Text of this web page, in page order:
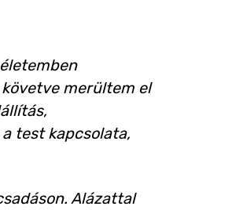
merültem el
test kapcsolata,
Alázattal